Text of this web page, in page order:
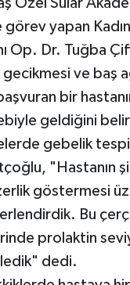
Özel Sular
yapan Kadın
Op. Dr. Tuğba
ve baş
bir
geldiğini
gebelik
"Hastanın
göstermesi
Bu
prolaktin
dedi.